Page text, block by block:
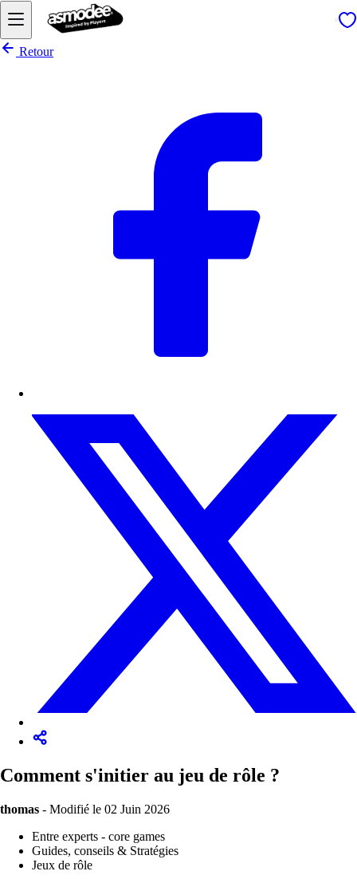
Retour
Comment s'initier au jeu de rôle ?
thomas - Modifié le 02 Juin 2026
Entre experts - core games
Guides, conseils & Stratégies
Jeux de rôle